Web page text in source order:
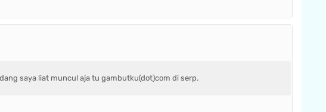
saya liat muncul aja tu gambutku(dot)com di serp.